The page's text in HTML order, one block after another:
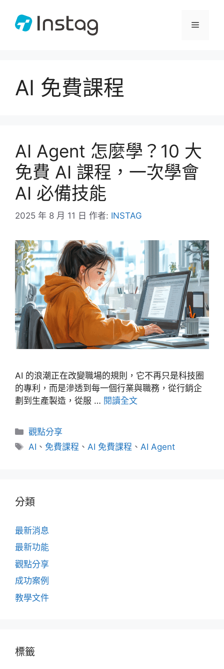
選
AI 免費課程
AI Agent 怎麼學？10 大
免費 AI 課程，一次學會
AI 必備技能
2025 年 8 月 11 日 作者: INSTAG
AI 的浪潮正在改變職場的規則，它不再只是科技圈
的專利，而是滲透到每一個行業與職務，從行銷企
劃到生產製造，從服 … 閱讀全文
分
類
觀點分享
標
AI 、 免費課程 、 AI 免費課程 、 AI Agent
分類
最新消息
最新功能
觀點分享
成功案例
教學文件
標籤